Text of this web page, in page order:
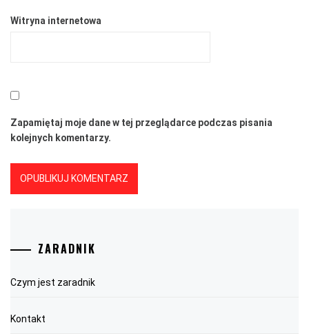
Witryna internetowa
Zapamiętaj moje dane w tej przeglądarce podczas pisania
kolejnych komentarzy.
ZARADNIK
Czym jest zaradnik
Kontakt